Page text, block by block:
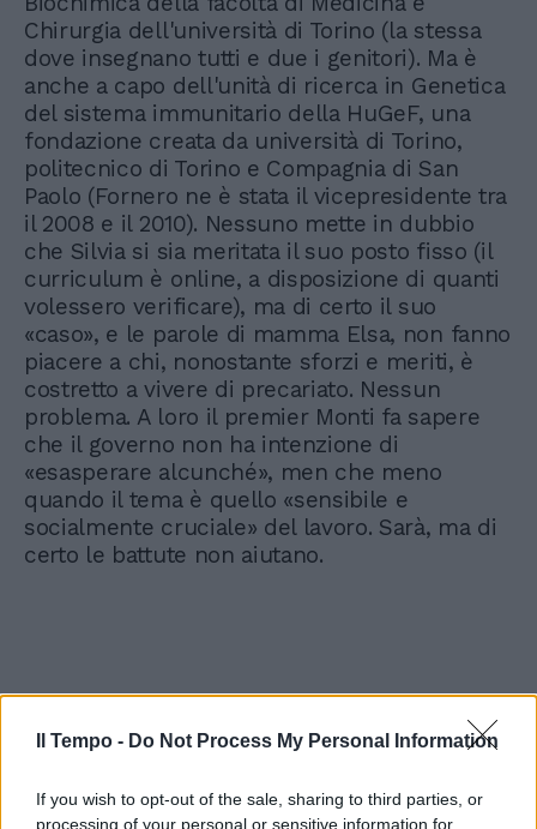
Il Tempo - Do Not Process My Personal Information
If you wish to opt-out of the sale, sharing to third parties, or
processing of your personal or sensitive information for
Chirurgia dell'università di Torino (la stessa
dove insegnano tutti e due i genitori). Ma è
anche a capo dell'unità di ricerca in Genetica
del sistema immunitario della HuGeF, una
fondazione creata da università di Torino,
politecnico di Torino e Compagnia di San
Paolo (Fornero ne è stata il vicepresidente tra
il 2008 e il 2010). Nessuno mette in dubbio
che Silvia si sia meritata il suo posto fisso (il
curriculum è online, a disposizione di quanti
volessero verificare), ma di certo il suo
«caso», e le parole di mamma Elsa, non fanno
piacere a chi, nonostante sforzi e meriti, è
costretto a vivere di precariato. Nessun
problema. A loro il premier Monti fa sapere
che il governo non ha intenzione di
«esasperare alcunché», men che meno
quando il tema è quello «sensibile e
socialmente cruciale» del lavoro. Sarà, ma di
certo le battute non aiutano.